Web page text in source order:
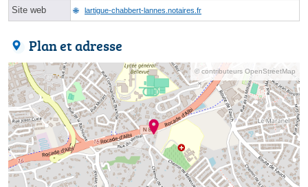
Site web lartigue-chabbert-lannes.notaires.fr
Plan et adresse
© contributeurs OpenStreetMap